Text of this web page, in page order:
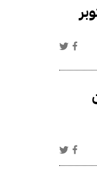
لمدة عام اعتبارا من 1 أكتوبر